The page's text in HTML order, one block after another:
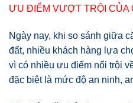
ƯU ĐIỂM VƯỢT TRỘI CỦA
Ngày nay, khi so sánh giữa
đất, nhiều khách hàng lựa
vì có nhiều ưu điểm nổi trội
đặc biệt là mức độ an ninh,